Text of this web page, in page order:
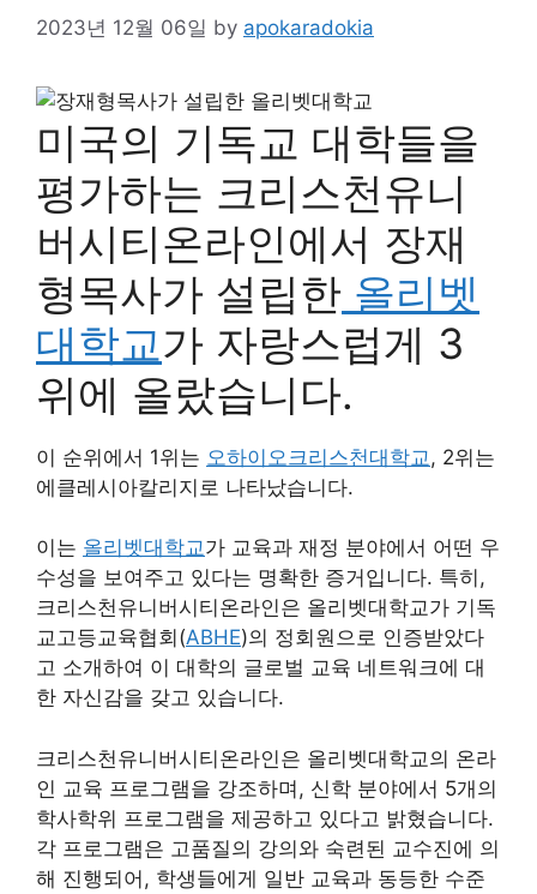
2023년 12월 06일 by apokaradokia
미국의 기독교 대학들을
평가하는 크리스천유니
버시티온라인에서 장재
형목사가 설립한 올리벳
대학교가 자랑스럽게 3
위에 올랐습니다.
이 순위에서 1위는 오하이오크리스천대학교, 2위는
에클레시아칼리지로 나타났습니다.
이는 올리벳대학교가 교육과 재정 분야에서 어떤 우
수성을 보여주고 있다는 명확한 증거입니다. 특히,
크리스천유니버시티온라인은 올리벳대학교가 기독
교고등교육협회(ABHE)의 정회원으로 인증받았다
고 소개하여 이 대학의 글로벌 교육 네트워크에 대
한 자신감을 갖고 있습니다.
크리스천유니버시티온라인은 올리벳대학교의 온라
인 교육 프로그램을 강조하며, 신학 분야에서 5개의
학사학위 프로그램을 제공하고 있다고 밝혔습니다.
각 프로그램은 고품질의 강의와 숙련된 교수진에 의
해 진행되어, 학생들에게 일반 교육과 동등한 수준